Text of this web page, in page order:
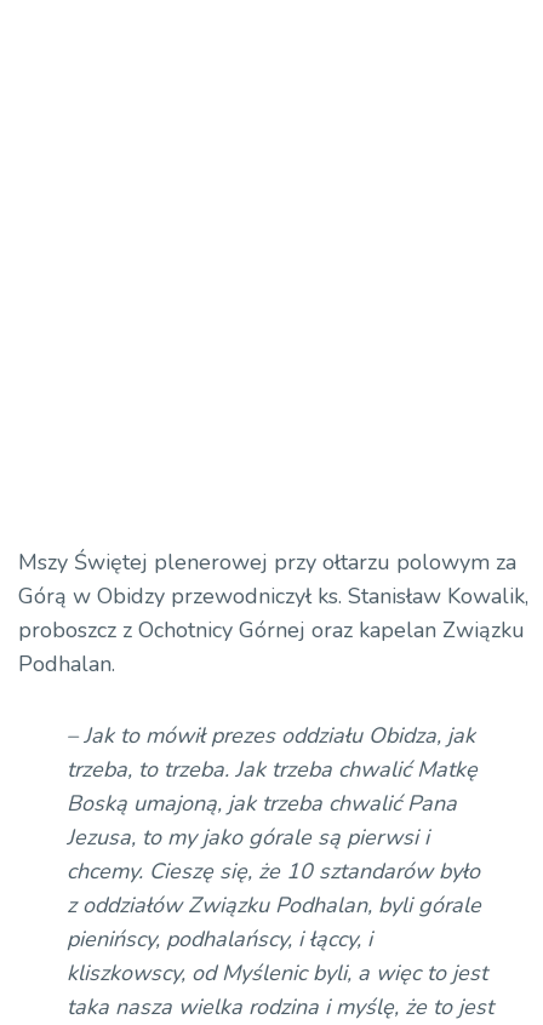
Mszy Świętej plenerowej przy ołtarzu polowym za
Górą w Obidzy przewodniczył ks. Stanisław Kowalik,
proboszcz z Ochotnicy Górnej oraz kapelan Związku
Podhalan.
– Jak to mówił prezes oddziału Obidza, jak
trzeba, to trzeba. Jak trzeba chwalić Matkę
Boską umajoną, jak trzeba chwalić Pana
Jezusa, to my jako górale są pierwsi i
chcemy. Cieszę się, że 10 sztandarów było
z oddziałów Związku Podhalan, byli górale
pienińscy, podhalańscy, i łąccy, i
kliszkowscy, od Myślenic byli, a więc to jest
taka nasza wielka rodzina i myślę, że to jest